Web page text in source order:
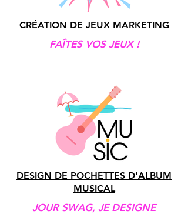
CRÉATION DE JEUX MARKETING
FAÎTES VOS JEUX !
DESIGN DE POCHETTES D'ALBUM
MUSICAL
JOUR SWAG, JE DESIGNE